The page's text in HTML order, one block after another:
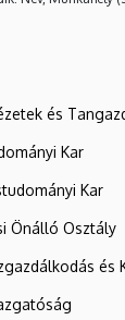
és
Kar
Kar
Önálló Osztály